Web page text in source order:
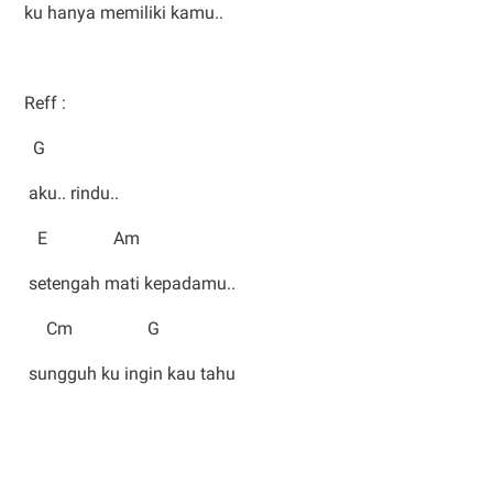
ku hanya memiliki kamu..
Reff :
G
aku.. rindu..
E Am
setengah mati kepadamu..
Cm G
sungguh ku ingin kau tahu